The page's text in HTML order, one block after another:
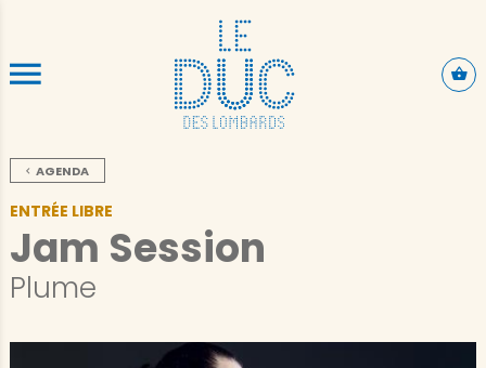
SKIP TO CONTENT
AGENDA
ENTRÉE LIBRE
Jam Session
Plume